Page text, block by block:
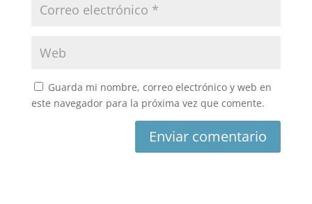
Guarda mi nombre, correo electrónico y web en
este navegador para la próxima vez que comente.